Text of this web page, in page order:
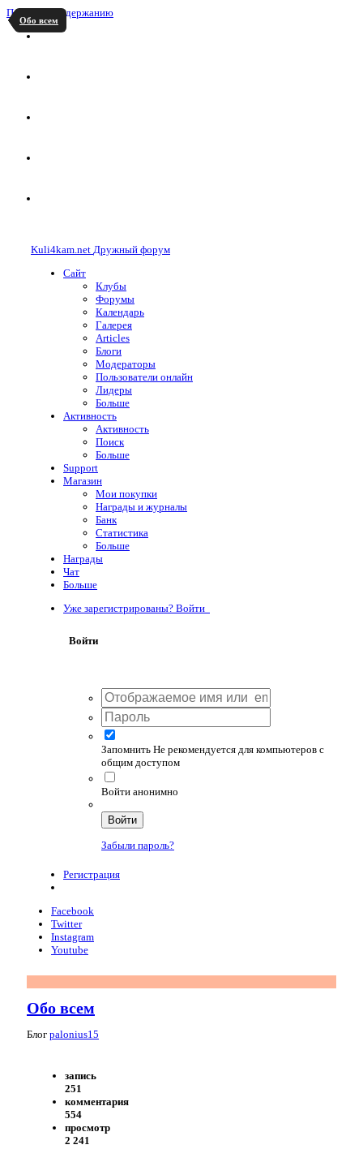
Перейти к содержанию
Обо всем
Kuli4kam.net Дружный форум
Сайт
Клубы
Форумы
Календарь
Галерея
Articles
Блоги
Модераторы
Пользователи онлайн
Лидеры
Больше
Активность
Активность
Поиск
Больше
Support
Магазин
Мои покупки
Награды и журналы
Банк
Статистика
Больше
Награды
Чат
Больше
Уже зарегистрированы? Войти
Войти
Запомнить Не рекомендуется для компьютеров с
общим доступом
Войти анонимно
Войти
Забыли пароль?
Регистрация
Facebook
Twitter
Instagram
Youtube
Обо всем
Блог palonius15
запись
251
комментария
554
просмотр
2 241